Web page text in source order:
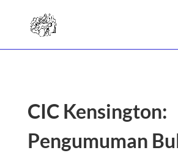
CIC Kensington:
Pengumuman